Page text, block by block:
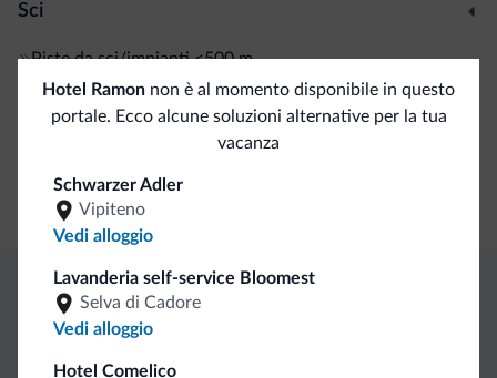
Sci
Piste da sci/impianti <500 m
Deposito sci
Cassetta di sicurezza
Hotel Ramon non è al momento disponibile in questo
portale. Ecco alcune soluzioni alternative per la tua
vacanza
Schwarzer Adler
Vipiteno
Vedi alloggio
Lavanderia self-service Bloomest
Selva di Cadore
Vedi alloggio
Hotel Comelico
Vantaggi esclusivi Dolomiti.it